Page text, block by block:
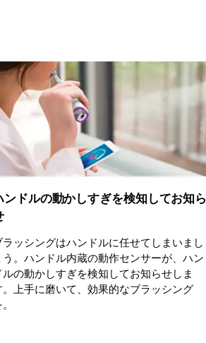
ンドルの動かしすぎを検知してお知ら
ラッシングはハンドルに任せてしまいまし
う。ハンドル内蔵の動作センサーが、ハン
ルの動かしすぎを検知してお知らせしま
。上手に磨いて、効果的なブラッシング